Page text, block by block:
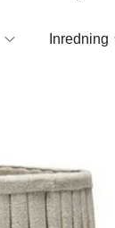
Inredning